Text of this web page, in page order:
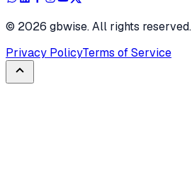
© 2026 gbwise. All rights reserved.
Privacy PolicyTerms of Service